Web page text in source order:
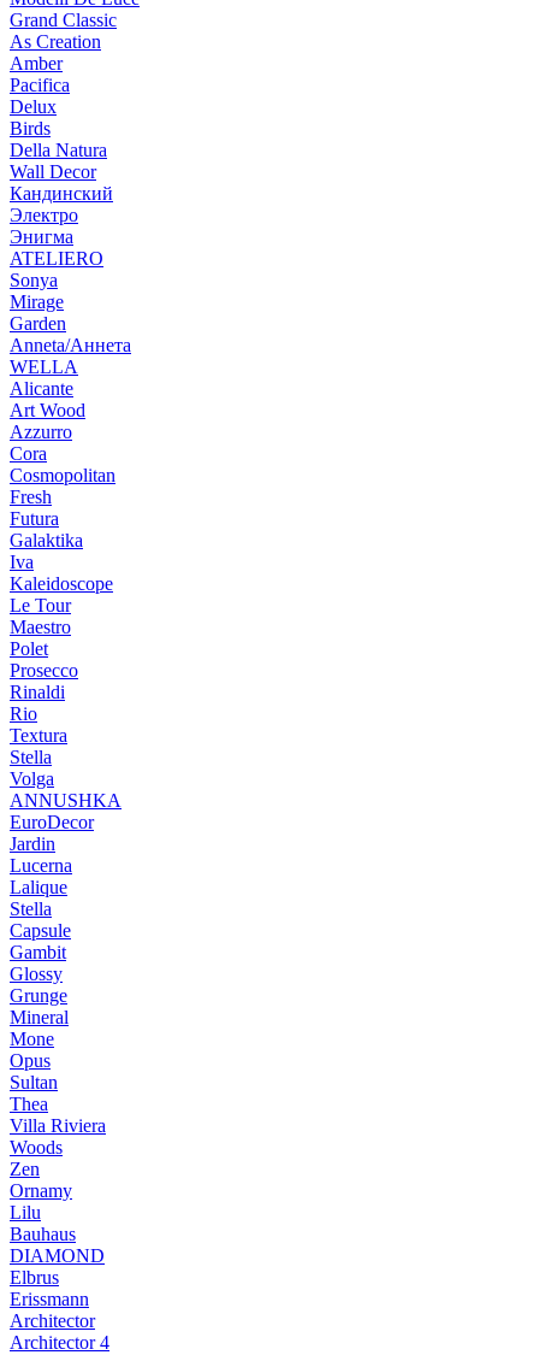
Grand Classic
As Creation
Amber
Pacifica
Delux
Birds
Della Natura
Wall Decor
Кандинский
Электро
Энигма
ATELIERO
Sonya
Mirage
Garden
Anneta/Аннета
WELLA
Alicante
Art Wood
Azzurro
Cora
Cosmopolitan
Fresh
Futura
Galaktika
Iva
Kaleidoscope
Le Tour
Maestro
Polet
Prosecco
Rinaldi
Rio
Textura
Stella
Volga
ANNUSHKA
EuroDecor
Jardin
Lucerna
Lalique
Stella
Capsule
Gambit
Glossy
Grunge
Mineral
Mone
Opus
Sultan
Thea
Villa Riviera
Woods
Zen
Ornamy
Lilu
Bauhaus
DIAMOND
Elbrus
Erissmann
Architector
Architector 4